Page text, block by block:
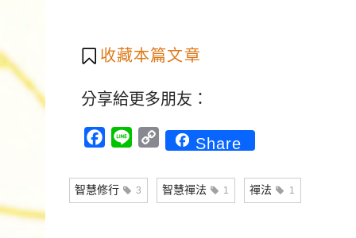
收藏本篇文章
分享給更多朋友：
Facebook
Line
CopyShare
智慧修行 3 智慧禪法 1 禪法 1